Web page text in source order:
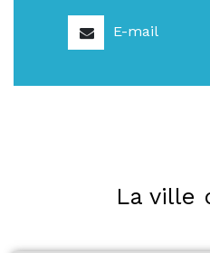
E-mail
La ville